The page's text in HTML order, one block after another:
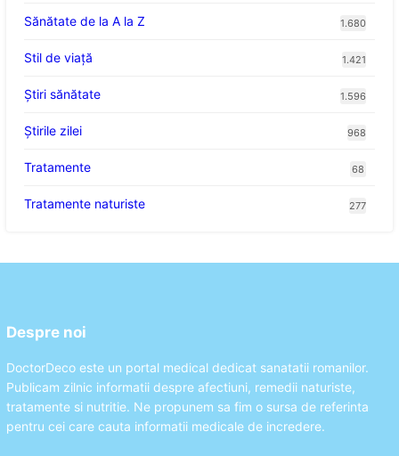
Sănătate de la A la Z 1.680
Stil de viaţă 1.421
Ştiri sănătate 1.596
Știrile zilei 968
Tratamente 68
Tratamente naturiste 277
Despre noi
DoctorDeco este un portal medical dedicat sanatatii romanilor.
Publicam zilnic informatii despre afectiuni, remedii naturiste,
tratamente si nutritie. Ne propunem sa fim o sursa de referinta
pentru cei care cauta informatii medicale de incredere.